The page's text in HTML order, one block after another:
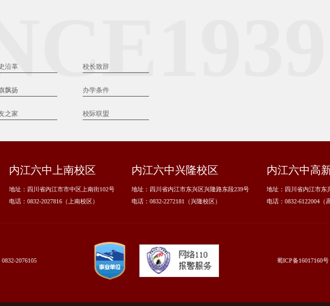
沿革 校长致辞
飘扬 办学条件
之家 校际联盟
内江六中上南校区
地址：四川省内江市市中区上南街102号
电话：0832-2027816（上南校区）
内江六中兴隆校区
地址：四川省内江市东兴区兴隆路东段239号
电话：0832-2272181（兴隆校区）
内江六中高
地址：四川省内江市东
电话：0832-6122004（
2076105 蜀ICP备16017160号